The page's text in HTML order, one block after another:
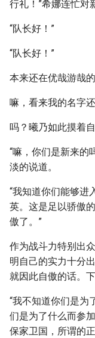
行礼！”希娜连忙对
“队长好！”
“队长好！”
本来还在优哉游哉
嘛，看来我的名字
吗？曦乃如此摸着
“嘛，你们是新来的
淡的说道。
“我知道你们能够进
英。这是足以骄傲
傲了。”
作为战斗力特别出
明自己的实力十分
就因此自傲的话。
“我不知道你们是为
们是为了什么而参
保家卫国，所谓的